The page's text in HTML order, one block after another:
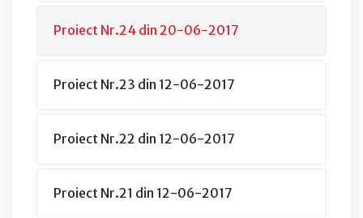
Proiect Nr.24 din 20-06-2017
Proiect Nr.23 din 12-06-2017
Proiect Nr.22 din 12-06-2017
Proiect Nr.21 din 12-06-2017